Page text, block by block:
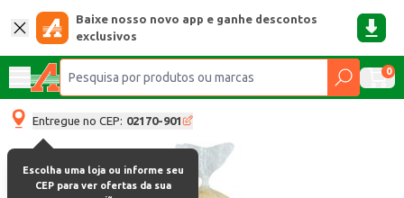
Baixe nosso novo app e ganhe descontos
exclusivos
0
Entregue no CEP: 02170-901
Escolha uma loja ou informe seu
CEP para ver ofertas da sua